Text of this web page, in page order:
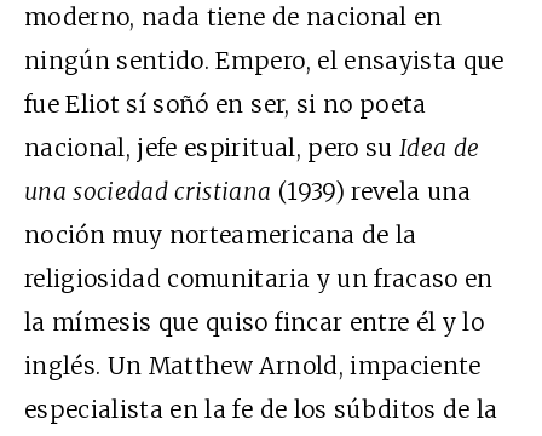
moderno, nada tiene de nacional en
ningún sentido. Empero, el ensayista que
fue Eliot sí soñó en ser, si no poeta
nacional, jefe espiritual, pero su Idea de
una sociedad cristiana (1939) revela una
noción muy norteamericana de la
religiosidad comunitaria y un fracaso en
la mímesis que quiso fincar entre él y lo
inglés. Un Matthew Arnold, impaciente
especialista en la fe de los súbditos de la